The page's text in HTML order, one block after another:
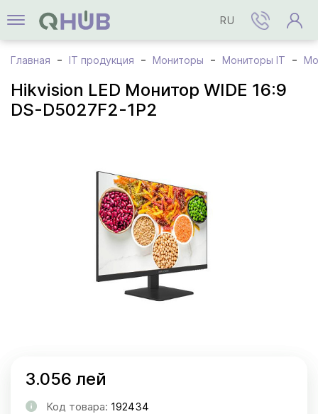
RU
Главная IT продукция Мониторы Мониторы IT
Hikvision LED Монитор WIDE 16:9
DS-D5027F2-1P2
3.056 лей
Код товара: 192434